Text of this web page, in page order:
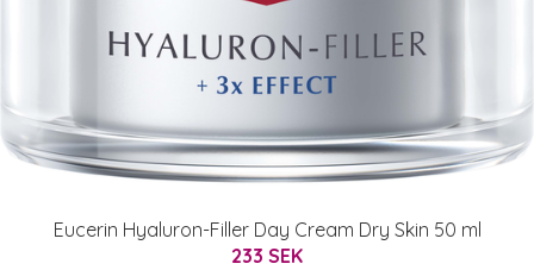
Eucerin Hyaluron-Filler Day Cream Dry Skin 50 ml
233 SEK